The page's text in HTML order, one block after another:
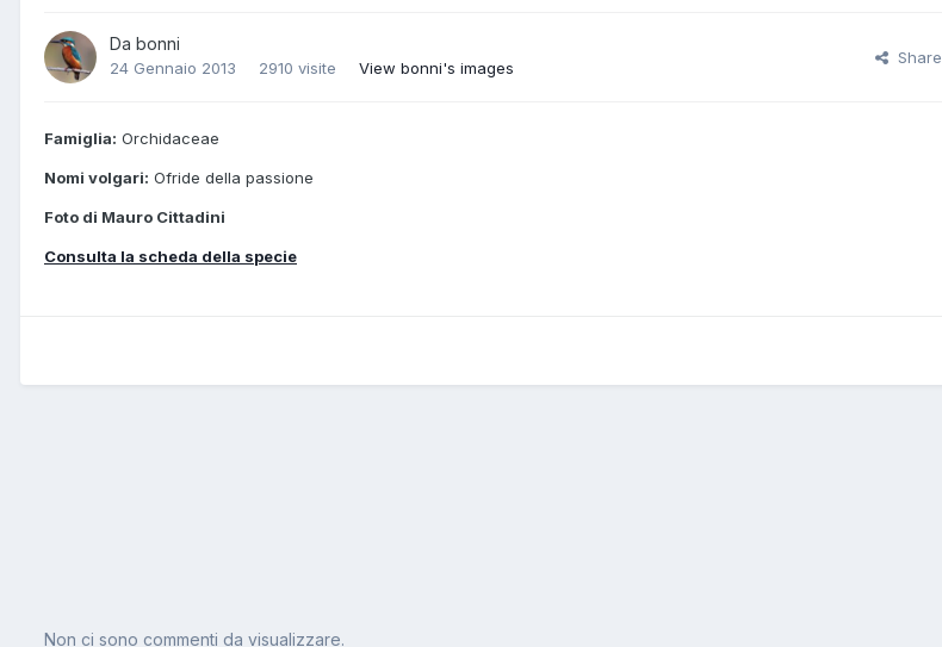
Da bonni
24 Gennaio 2013 2910 visite View bonni's images
Share
Famiglia: Orchidaceae
Nomi volgari: Ofride della passione
Foto di Mauro Cittadini
Consulta la scheda della specie
Non ci sono commenti da visualizzare.